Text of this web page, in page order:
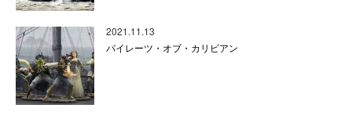
2021.11.13
パイレーツ・オブ・カリビアン